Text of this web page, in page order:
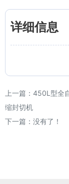
详细信息
上一篇： 450L型全
缩封切机
下一篇：没有了！